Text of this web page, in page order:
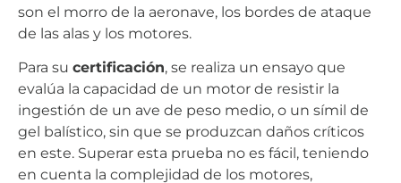
son el morro de la aeronave, los bordes de ataque
de las alas y los motores.
Para su certificación, se realiza un ensayo que
evalúa la capacidad de un motor de resistir la
ingestión de un ave de peso medio, o un símil de
gel balístico, sin que se produzcan daños críticos
en este. Superar esta prueba no es fácil, teniendo
en cuenta la complejidad de los motores,